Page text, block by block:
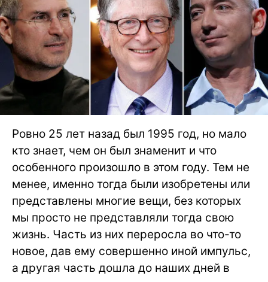
Ровно 25 лет назад был 1995 год, но мало
кто знает, чем он был знаменит и что
особенного произошло в этом году. Тем не
менее, именно тогда были изобретены или
представлены многие вещи, без которых
мы просто не представляли тогда свою
жизнь. Часть из них переросла во что-то
новое, дав ему совершенно иной импульс,
а другая часть дошла до наших дней в